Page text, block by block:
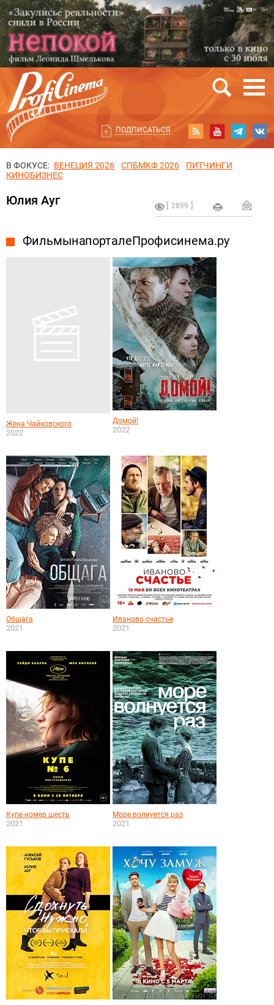
ПОДПИСАТЬСЯ
В ФОКУСЕ: ВЕНЕЦИЯ 2026 СПБМКФ 2026
ПИТЧИНГИ
КИНОБИЗНЕС
2899
Юлия Ауг
Фильмы на портале Профисинема.ру
Жена Чайковского
2022
Домой!
2022
Общага
2021
Иваново счастье
2021
Купе номер шесть
2021
Море волнуется раз
2021